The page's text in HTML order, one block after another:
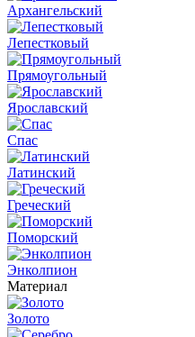
Архангельский
Лепестковый
Прямоугольный
Ярославский
Спас
Латинский
Греческий
Поморский
Энколпион
Материал
Золото